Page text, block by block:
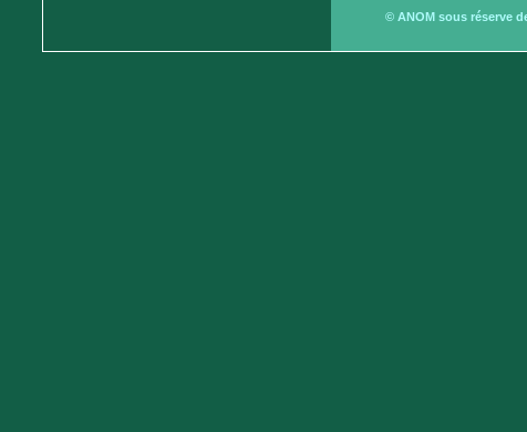
© ANOM sous réserve